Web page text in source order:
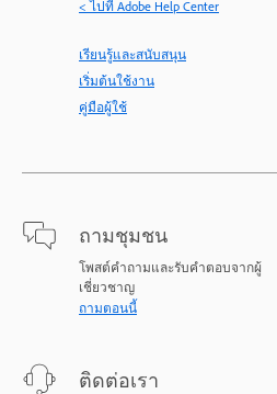
< ไปที่ Adobe Help Center
เรียนรู้และสนับสนุน
เริ่มต้นใช้งาน
คู่มือผู้ใช้
ถามชุมชน
โพสต์คำถามและรับคำตอบจากผู้
เชี่ยวชาญ
ถามตอนนี้
ติดต่อเรา